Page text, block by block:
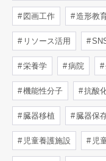
図画工作 造形教
リソース活用
栄養学 病院
機能性分子 抗酸
臓器移植 臓器保
児童養護施設 児